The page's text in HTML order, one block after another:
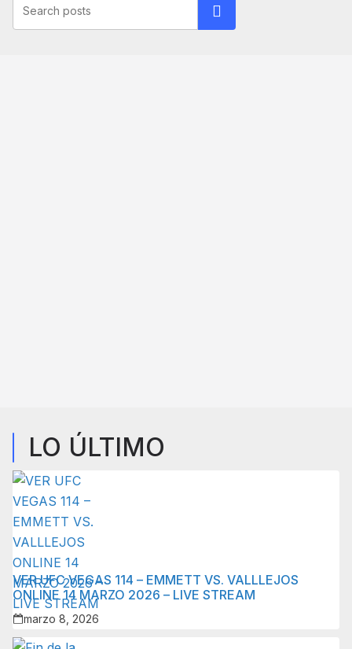
Buscar
LO ÚLTIMO
VER UFC VEGAS 114 – EMMETT VS. VALLLEJOS
ONLINE 14 MARZO 2026 – LIVE STREAM
marzo 8, 2026